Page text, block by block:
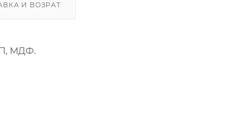
И ВОЗРАТ
МДФ.